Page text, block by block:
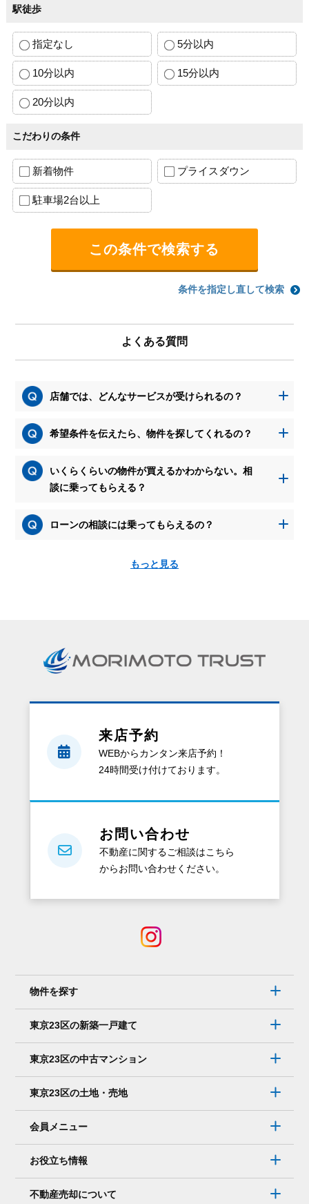
駅徒歩
指定なし 5分以内
10分以内 15分以内
20分以内
こだわりの条件
新着物件 プライスダウン
駐車場2台以上
条件を指定し直して検索
よくある質問
店舗では、どんなサービスが受けられるの？
希望条件を伝えたら、物件を探してくれるの？
いくらくらいの物件が買えるかわからない。相
談に乗ってもらえる？
ローンの相談には乗ってもらえるの？
もっと見る
求
を
る
ん
料
ら
の？
で
は
く、
ー
で
絡
取
た
来店予約
WEBからカンタン来店予約！
24時間受け付けております。
お問い合わせ
不動産に関するご相談はこちら
からお問い合わせください。
物件を探す
東京23区の新築一戸建て
東京23区の中古マンション
東京23区の土地・売地
会員メニュー
お役立ち情報
不動産売却について